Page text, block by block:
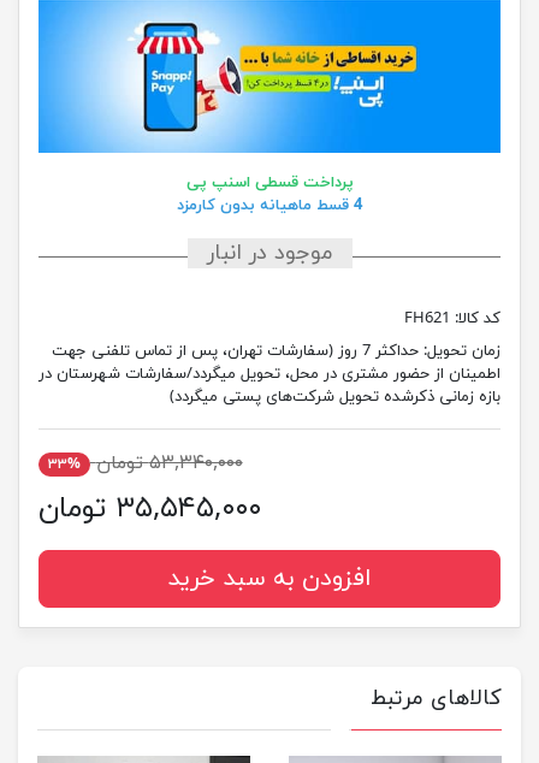
پرداخت قسطی اسنپ پی
4 قسط ماهیانه بدون کارمزد
موجود در انبار
کد کالا: FH621
زمان تحویل:
حداکثر 7 روز (سفارشات تهران، پس از تماس تلفنی جهت
اطمینان از حضور مشتری در محل، تحویل میگردد/سفارشات شهرستان در
بازه زمانی ذکرشده تحویل شرکت‌های پستی میگردد)
۵۳,۳۴۰,۰۰۰ تومان ۳۳%
۳۵,۵۴۵,۰۰۰ تومان
افزودن به سبد خرید
کالاهای مرتبط